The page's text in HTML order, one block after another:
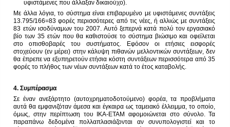
υφιστάμενες που άλλαξαν δικαιούχο).
Με άλλα λόγια, το σύστημα είναι επιβαρυμένο με υφιστάμενες συντάξεις
13.795/166=83 φορές περισσότερες από τις νέες, ή αλλιώς με συντάξεις
83 ετών ισοδύναμων του 2007. Αυτό ξεπερνά κατά πολύ τον εργασιακό
βίο των 35 ετών που θα καθιστούσε το σύστημα βιώσιμο και οφείλεται
στο οπισθοβαρές του συστήματος. Εφόσον οι ετήσιες εισφορές
στοχεύουν (εν μέρει) στην κάλυψη πιθανών μελλοντικών συντάξεων, δεν
θα έπρεπε να εξυπηρετούν ετήσια κόστη συντάξεων περισσότερα από 35
φορές το πλήθος των νέων συντάξεων κατά το έτος καταβολής.
4. Συμπέρασμα
Σε έναν ανεξάρτητο (αυτοχρηματοδοτούμενο) φορέα, τα προβλήματα
αυτά θα εμφανιζόταν άμεσα και έγκαιρα ως ταμειακό έλλειμμα, το οποίο,
όμως, στην περίπτωση του ΙΚΑ-ΕΤΑΜ αφομοιώνεται στο σύνολο. Τα
παραπάνω δεδομένα πολλαπλασιάζονται αν συνυπολογιστεί και το